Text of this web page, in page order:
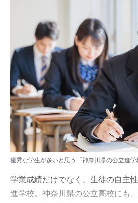
優秀な学生が多いと思う「神奈川県の公立進
学業成績だけでなく、生徒の自主
進学校。神奈川県の公立高校にも